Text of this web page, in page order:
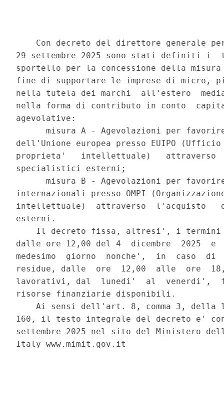
Con decreto del direttore generale
29 settembre 2025 sono stati definiti i
sportello per la concessione della misura
fine di supportare le imprese di micro,
nella tutela dei marchi  all'estero
nella forma di contributo in conto
agevolative:
misura A - Agevolazioni per
dell'Unione europea presso EUIPO
proprieta'   intellettuale)
specialistici esterni;
misura B - Agevolazioni per
internazionali presso OMPI
intellettuale)  attraverso  l'acquisto
esterni.
Il decreto fissa, altresi', i
dalle ore 12,00 del 4  dicembre  2025
medesimo  giorno  nonche',  in  caso
residue, dalle  ore  12,00  alle  ore
lavorativi, dal  lunedi'  al  venerdi',
risorse finanziarie disponibili.
Ai sensi dell'art. 8, comma 3, della
160, il testo integrale del decreto e'
settembre 2025 nel sito del Ministero